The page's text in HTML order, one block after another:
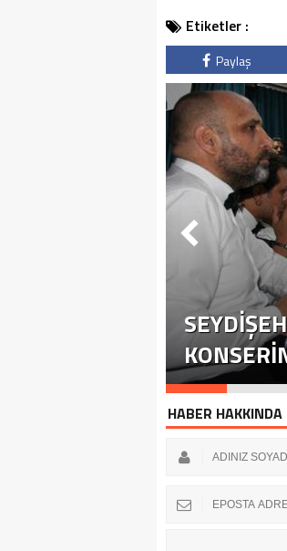
Etiketler :
Paylaş
HABER